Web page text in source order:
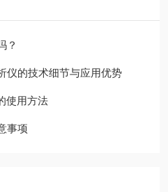
？
仪的技术细节与应用优势
使用方法
事项